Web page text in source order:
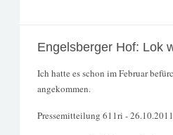
Engelsberger Hof: Lok
Ich hatte es schon im Februar
angekommen.
Pressemitteilung 611ri -